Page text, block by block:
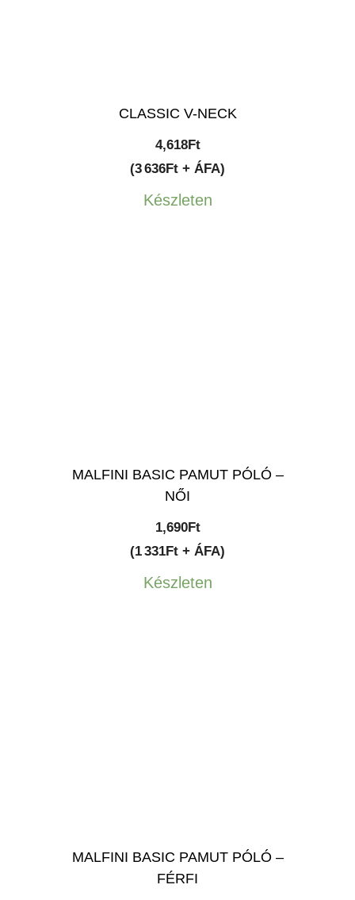
CLASSIC V-NECK
4,618Ft
(3 636Ft + ÁFA)
Készleten
MALFINI BASIC PAMUT PÓLÓ –
NŐI
1,690Ft
(1 331Ft + ÁFA)
Készleten
MALFINI BASIC PAMUT PÓLÓ –
FÉRFI